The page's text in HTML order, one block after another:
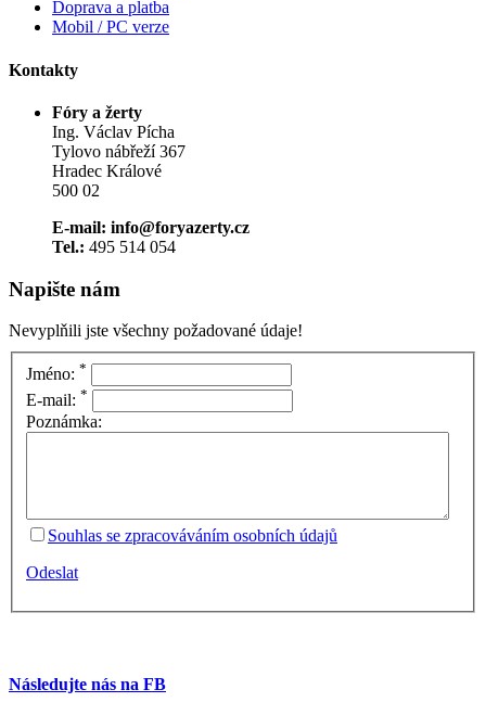
Doprava a platba
Mobil / PC verze
Kontakty
Fóry a žerty
Ing. Václav Pícha
Tylovo nábřeží 367
Hradec Králové
500 02
E-mail: info@foryazerty.cz
Tel.: 495 514 054
Napište nám
Nevyplňili jste všechny požadované údaje!
Jméno: *
E-mail: *
Poznámka:
Souhlas se zpracováváním osobních údajů
Odeslat
Následujte nás na FB